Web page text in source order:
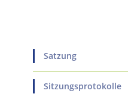
Satzung
Sitzungsprotokolle